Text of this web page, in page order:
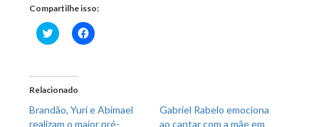
Compartilhe isso:
Clique
para
em
nova
janela)
Clique
para
Relacionado
Brandão, Yuri e Abimael
realizam o maior pré-
Gabriel Rabelo emociona
ao cantar com a mãe em